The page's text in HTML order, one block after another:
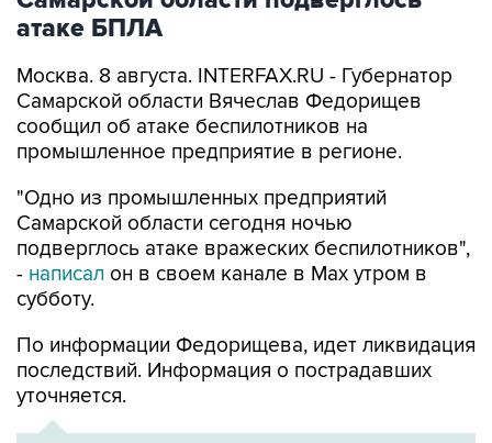
Москва. 8 августа. INTERFAX.RU - Губернатор
сообщил об атаке беспилотников на
промышленное предприятие в регионе.
"Одно из промышленных предприятий
подверглось атаке вражеских беспилотников",
-написалон в своем канале в Max утром в
субботу.
По информации Федорищева, идет ликвидация
уточняется.
ХРОНИКА